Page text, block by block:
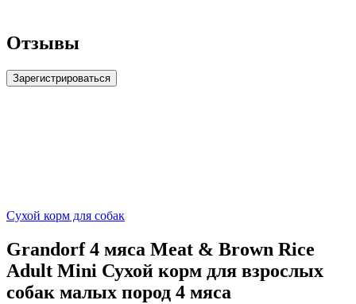
Отзывы
Зарегистрироваться
Сухой корм для собак
Grandorf 4 мяса Meat & Brown Rice
Adult Mini Сухой корм для взрослых
собак малых пород 4 мяса